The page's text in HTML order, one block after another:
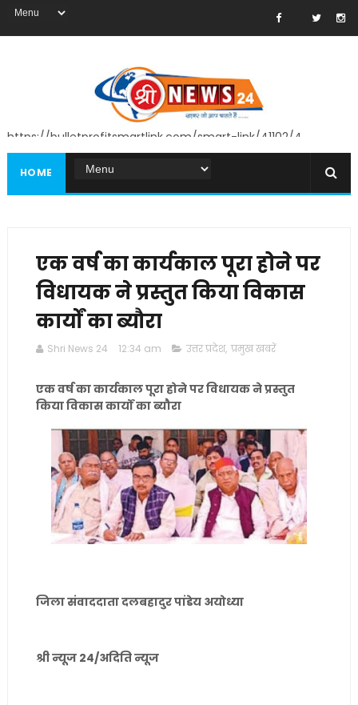
https://bulletprofitsmartlink.com/smart-link/41102/4
HOME
एक वर्ष का कार्यकाल पूरा होने पर
विधायक ने प्रस्तुत किया विकास
कार्यों का ब्यौरा
Shri News 24 12:34 am उत्तर प्रदेश, प्रमुख खबरें
एक वर्ष का कार्यकाल पूरा होने पर विधायक ने प्रस्तुत
किया विकास कार्यों का ब्यौरा
जिला संवाददाता दलबहादुर पांडेय अयोध्या
श्री न्यूज 24/अदिति न्यूज